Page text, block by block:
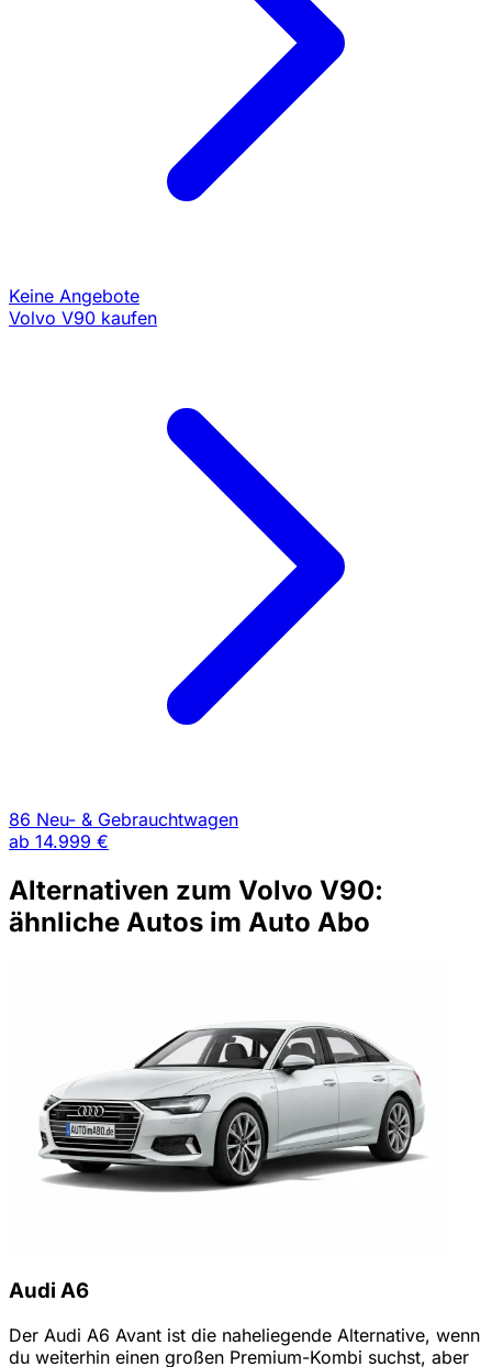
Keine Angebote
Volvo V90 kaufen
86 Neu- & Gebrauchtwagen
ab 14.999 €
Alternativen zum Volvo V90:
ähnliche Autos im Auto Abo
Audi A6
Der Audi A6 Avant ist die naheliegende Alternative, wenn
du weiterhin einen großen Premium-Kombi suchst, aber